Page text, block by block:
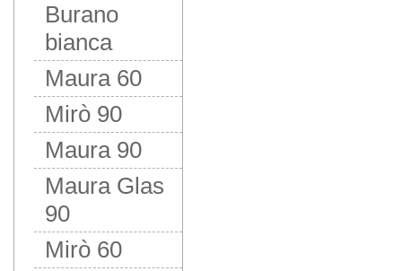
Burano
bianca
Maura 60
Mirò 90
Maura 90
Maura Glas
90
Mirò 60